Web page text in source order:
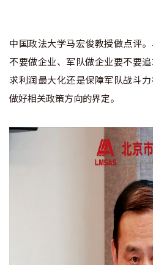
中国政法大学马宏俊教授做点评
不要做企业、军队做企业要不要
求利润最大化还是保障军队战斗
做好相关政策方向的界定。